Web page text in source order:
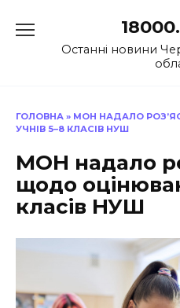
до
Останні новини
ГОЛОВНА » МОН НАДАЛО
УЧНІВ 5–8 КЛАСІВ НУШ
МОН надало
щодо
класів НУШ